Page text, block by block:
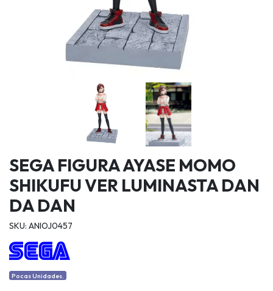
SEGA FIGURA AYASE MOMO
SHIKUFU VER LUMINASTA DAN
DA DAN
SKU: ANIOJ0457
Pocas Unidades.